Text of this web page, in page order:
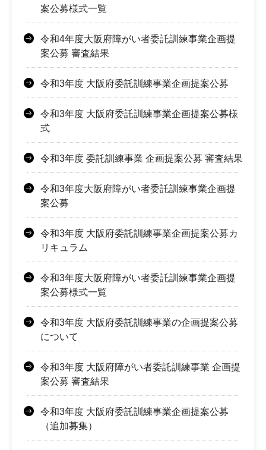
案公募様式一覧
令和4年度大阪府障がい者委託訓練事業企画提
案公募 審査結果
令和3年度 大阪府委託訓練事業企画提案公募
令和3年度 大阪府委託訓練事業企画提案公募様
式
令和3年度 委託訓練事業 企画提案公募 審査結果
令和3年度大阪府障がい者委託訓練事業企画提
案公募
令和3年度 大阪府委託訓練事業企画提案公募カ
リキュラム
令和3年度大阪府障がい者委託訓練事業企画提
案公募様式一覧
令和3年度 大阪府委託訓練事業の企画提案公募
について
令和3年度 大阪府障がい者委託訓練事業 企画提
案公募 審査結果
令和3年度 大阪府委託訓練事業企画提案公募
（追加募集）